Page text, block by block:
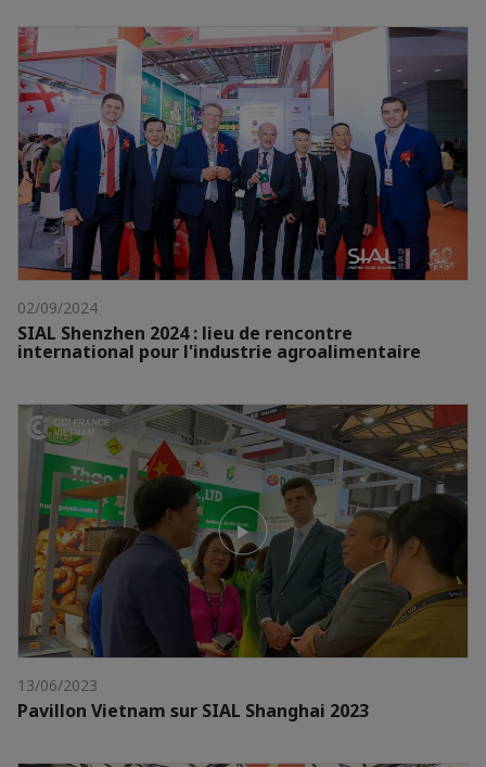
02/09/2024
SIAL Shenzhen 2024 : lieu de rencontre
international pour l'industrie agroalimentaire
13/06/2023
Pavillon Vietnam sur SIAL Shanghai 2023